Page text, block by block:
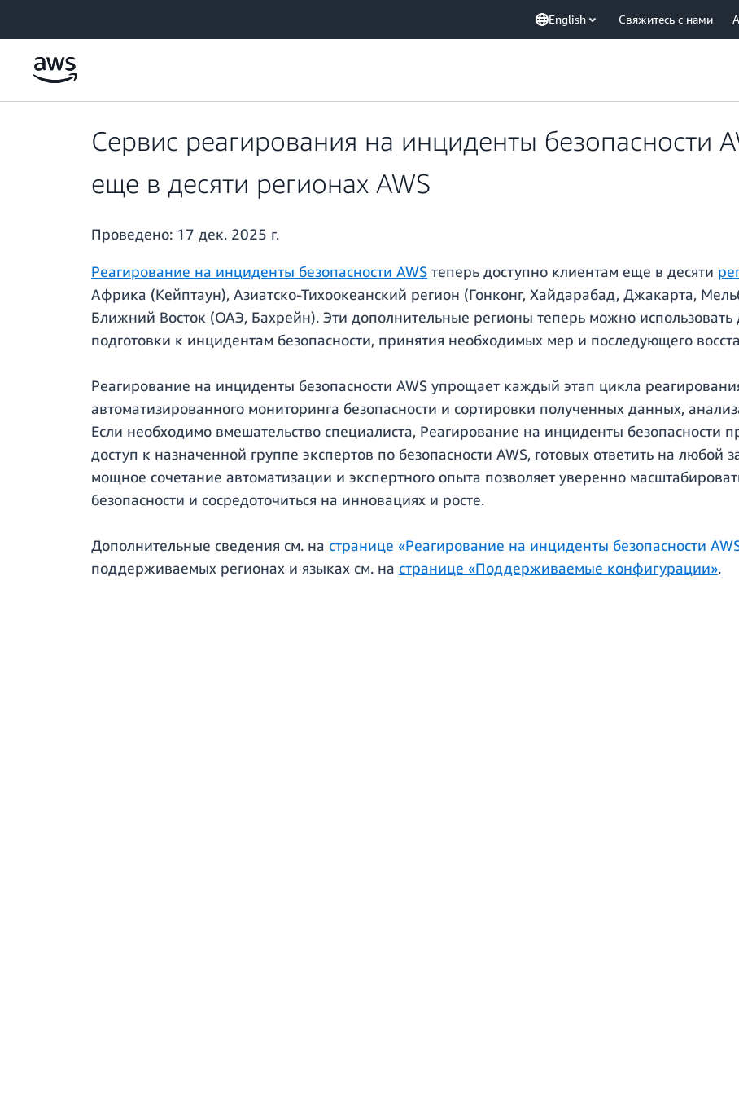
English Свяжитесь с нами
Сервис реагирования на инциденты безопасности
еще в десяти регионах AWS
Проведено: 17 дек. 2025 г.
Реагирование на инциденты безопасности AWS теперь доступно клиентам еще в десяти
Африка (Кейптаун), Азиатско-Тихоокеанский регион (Гонконг, Хайдарабад, Джакарта,
Ближний Восток (ОАЭ, Бахрейн). Эти дополнительные регионы теперь можно
подготовки к инцидентам безопасности, принятия необходимых мер и последующего
Реагирование на инциденты безопасности AWS упрощает каждый этап цикла
автоматизированного мониторинга безопасности и сортировки полученных данных,
Если необходимо вмешательство специалиста, Реагирование на инциденты безопасности
доступ к назначенной группе экспертов по безопасности AWS, готовых ответить на любой
мощное сочетание автоматизации и экспертного опыта позволяет уверенно
безопасности и сосредоточиться на инновациях и росте.
Дополнительные сведения см. на странице «Реагирование на инциденты безопасности
поддерживаемых регионах и языках см. на странице «Поддерживаемые конфигурации».